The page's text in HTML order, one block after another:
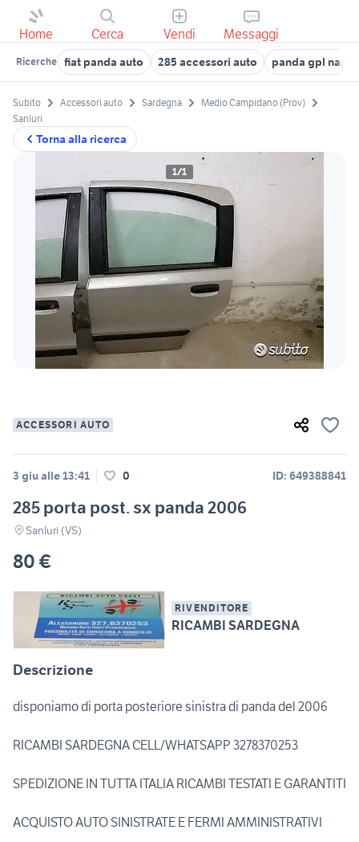
Home Cerca Vendi Messaggi
Ricerche fiat panda auto 285 accessori auto panda gpl
Torna alla ricerca
Subito Accessori auto Sardegna
Medio Campidano (Prov)
Sanluri
1/1
ACCESSORI AUTO
3 giu alle 13:41 0 ID: 649388841
285 porta post. sx panda 2006
Sanluri (VS)
80 €
RIVENDITORE
RICAMBI SARDEGNA
Descrizione
disponiamo di porta posteriore sinistra di panda del 2006
RICAMBI SARDEGNA CELL/WHATSAPP 3278370253
SPEDIZIONE IN TUTTA ITALIA RICAMBI TESTATI E GARANTITI
ACQUISTO AUTO SINISTRATE E FERMI AMMINISTRATIVI